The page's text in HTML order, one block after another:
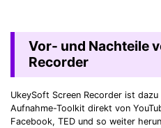
Vor- und Nachteile
Recorder
UkeySoft Screen Recorder ist
Aufnahme-Toolkit direkt von
Facebook, TED und so weiter